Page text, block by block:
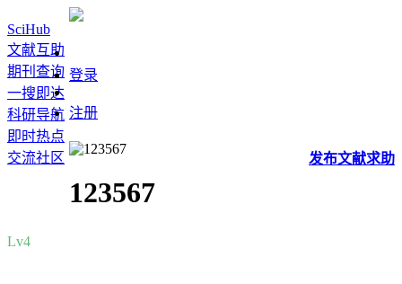
SciHub
文献互助
期刊查询
一搜即达
科研导航
即时热点
交流社区
登录
注册
发布文献求助
123567
Lv4